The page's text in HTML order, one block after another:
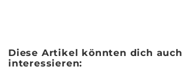
Diese Artikel könnten dich auch
interessieren: